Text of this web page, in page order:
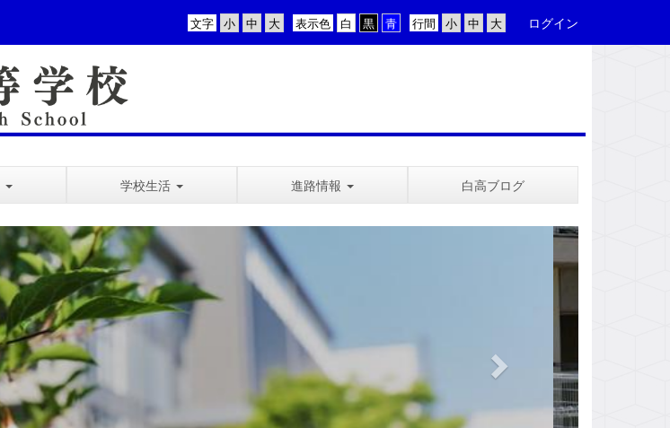
行間
表示色
文字 ログイン
学校生活 進路情報 白高ブログ